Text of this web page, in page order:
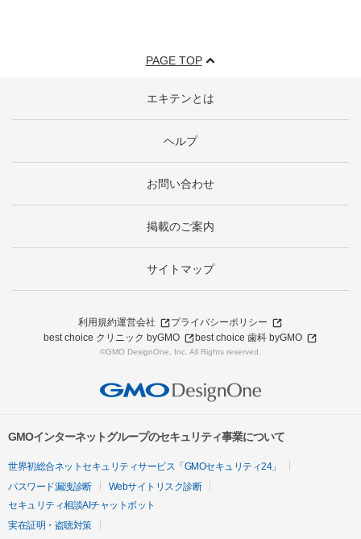
PAGE TOP
エキテンとは
ヘルプ
お問い合わせ
掲載のご案内
サイトマップ
利用規約運営会社
プライバシーポリシー
best choice クリニック byGMO
best choice 歯科 byGMO
©GMO DesignOne, Inc. All Rights reserved.
GMOインターネットグループのセキュリティ事業について
世界初総合ネットセキュリティサービス「GMOセキュリティ24」
パスワード漏洩診断
Webサイトリスク診断
セキュリティ相談AIチャットボット
実在証明・盗聴対策